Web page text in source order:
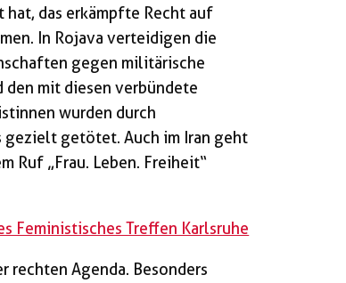
das erkämpfte Recht auf
In Rojava verteidigen die
gegen militärische
den mit diesen verbündete
wurden durch
getötet. Auch im Iran geht
Ruf „Frau. Leben. Freiheit“
Feministisches Treffen Karlsruhe
rechten Agenda. Besonders